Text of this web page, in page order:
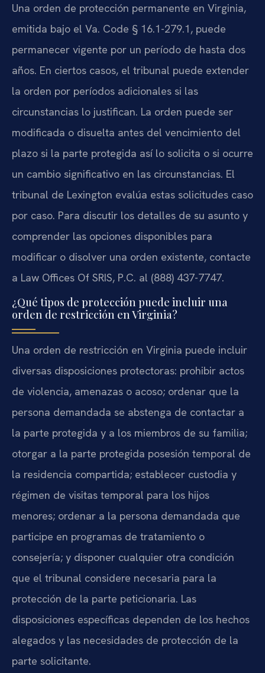
Una orden de protección permanente en Virginia,
emitida bajo el Va. Code § 16.1-279.1, puede
permanecer vigente por un período de hasta dos
años. En ciertos casos, el tribunal puede extender
la orden por períodos adicionales si las
circunstancias lo justifican. La orden puede ser
modificada o disuelta antes del vencimiento del
plazo si la parte protegida así lo solicita o si ocurre
un cambio significativo en las circunstancias. El
tribunal de Lexington evalúa estas solicitudes caso
por caso. Para discutir los detalles de su asunto y
comprender las opciones disponibles para
modificar o disolver una orden existente, contacte
a Law Offices Of SRIS, P.C. al (888) 437-7747.
¿Qué tipos de protección puede incluir una
orden de restricción en Virginia?
Una orden de restricción en Virginia puede incluir
diversas disposiciones protectoras: prohibir actos
de violencia, amenazas o acoso; ordenar que la
persona demandada se abstenga de contactar a
la parte protegida y a los miembros de su familia;
otorgar a la parte protegida posesión temporal de
la residencia compartida; establecer custodia y
régimen de visitas temporal para los hijos
menores; ordenar a la persona demandada que
participe en programas de tratamiento o
consejería; y disponer cualquier otra condición
que el tribunal considere necesaria para la
protección de la parte peticionaria. Las
disposiciones específicas dependen de los hechos
alegados y las necesidades de protección de la
parte solicitante.